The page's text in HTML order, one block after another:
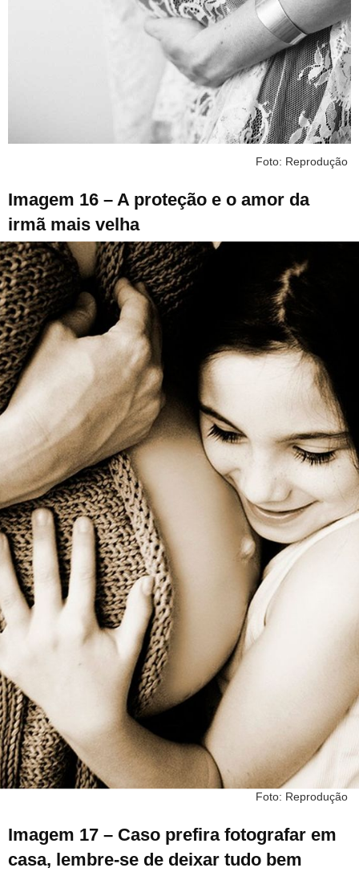
Foto: Reprodução
Imagem 16 – A proteção e o amor da
irmã mais velha
Foto: Reprodução
Imagem 17 – Caso prefira fotografar em
casa, lembre-se de deixar tudo bem